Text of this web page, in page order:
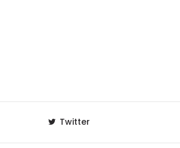
Twitter